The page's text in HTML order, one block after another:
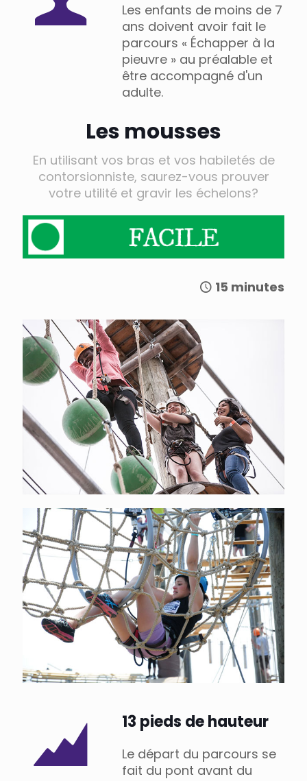
Les enfants de moins de 7
ans doivent avoir fait le
parcours « Échapper à la
pieuvre » au préalable et
être accompagné d'un
adulte.
Les mousses
En utilisant vos bras et vos habiletés de
contorsionniste, saurez-vous prouver
votre utilité et gravir les échelons?
15 minutes
13 pieds de hauteur
Le départ du parcours se
fait du pont avant du